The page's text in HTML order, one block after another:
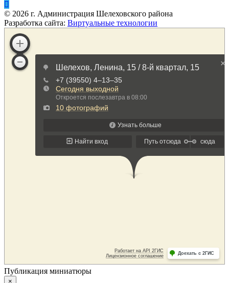
© 2026 г. Администрация Шелеховского района
Разработка сайта: Виртуальные технологии
Публикация миниатюры
×